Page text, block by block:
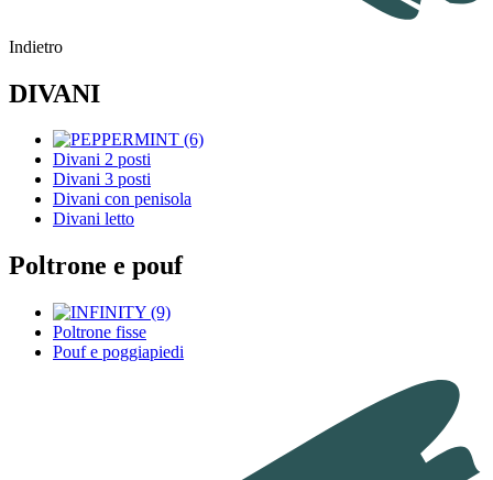
Indietro
DIVANI
Divani 2 posti
Divani 3 posti
Divani con penisola
Divani letto
Poltrone e pouf
Poltrone fisse
Pouf e poggiapiedi